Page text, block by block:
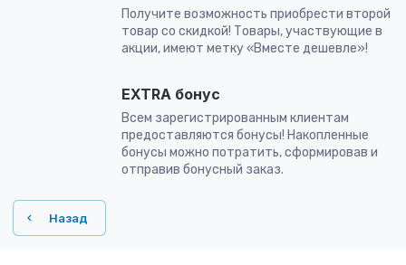
Получите возможность приобрести второй
товар со скидкой! Товары, участвующие в
акции, имеют метку «Вместе дешевле»!
EXTRA бонус
Всем зарегистрированным клиентам
предоставляются бонусы! Накопленные
бонусы можно потратить, сформировав и
отправив бонусный заказ.
Назад